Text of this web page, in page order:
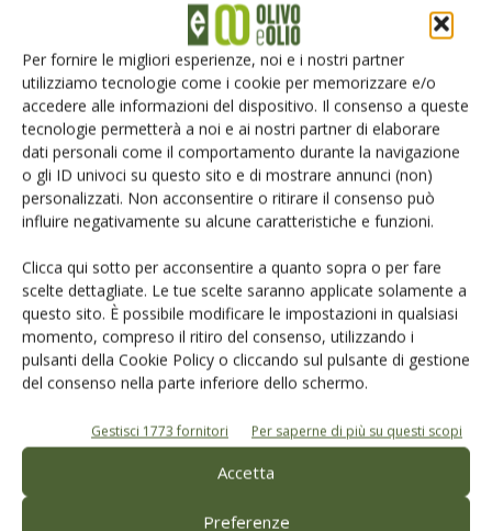
Per fornire le migliori esperienze, noi e i nostri partner
utilizziamo tecnologie come i cookie per memorizzare e/o
accedere alle informazioni del dispositivo. Il consenso a queste
tecnologie permetterà a noi e ai nostri partner di elaborare
dati personali come il comportamento durante la navigazione
o gli ID univoci su questo sito e di mostrare annunci (non)
personalizzati. Non acconsentire o ritirare il consenso può
influire negativamente su alcune caratteristiche e funzioni.
Clicca qui sotto per acconsentire a quanto sopra o per fare
scelte dettagliate. Le tue scelte saranno applicate solamente a
questo sito. È possibile modificare le impostazioni in qualsiasi
momento, compreso il ritiro del consenso, utilizzando i
pulsanti della Cookie Policy o cliccando sul pulsante di gestione
del consenso nella parte inferiore dello schermo.
Gestisci 1773 fornitori Per saperne di più su questi scopi
Accetta
Preferenze
Facebook Twitter
Articoli correlati
Olio Dop Chianti Classico, resoconto
dell’annata 2023
L’olivicoltura che verrà, futuro radioso
o lento declino?
Esito deludente del bando Agea sulla
indigenti